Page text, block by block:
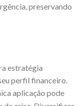
preservando
estratégia
perfil financeiro.
aplicação pode